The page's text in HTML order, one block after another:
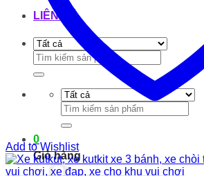
LIÊN HỆ
Tìm
kiếm:
Tìm
kiếm:
0
Giỏ hàng
Add to Wishlist